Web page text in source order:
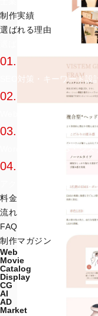
制作実績
選ばれる理由
01.
SEO対策・キーワード設計
02.
03.
04.
アクセス解析・運用
料金
流れ
FAQ
制作マガジン
Web
Movie
Catalog
Display
CG
AI
AD
Market